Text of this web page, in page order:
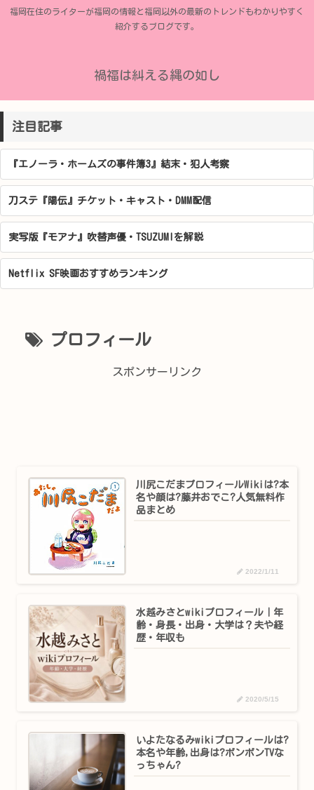
福岡在住のライターが福岡の情報と福岡以外の最新のトレンドもわかりやすく
紹介するブログです。
禍福は糾える縄の如し
注目記事
『エノーラ・ホームズの事件簿3』結末・犯人考察
刀ステ『陽伝』チケット・キャスト・DMM配信
実写版『モアナ』吹替声優・TSUZUMIを解説
Netflix SF映画おすすめランキング
プロフィール
スポンサーリンク
川尻こだまプロフィールWikiは?本
名や顔は?藤井おでこ?人気無料作
品まとめ
2022/1/11
水越みさとwikiプロフィール｜年
齢・身長・出身・大学は？夫や経
歴・年収も
2020/5/15
いよたなるみwikiプロフィールは?
本名や年齢,出身は?ボンボンTVな
っちゃん?